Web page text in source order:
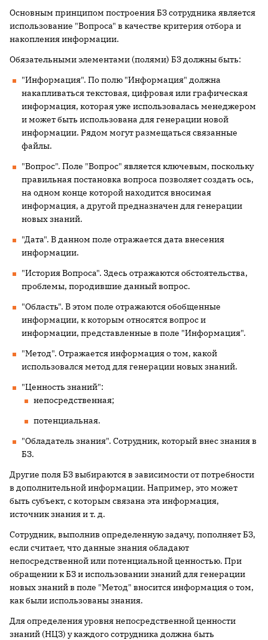
Основным принципом построения БЗ сотрудника является
использование "Вопроса" в качестве критерия отбора и
накопления информации.
Обязательными элементами (полями) БЗ должны быть:
"Информация". По полю "Информация" должна
накапливаться текстовая, цифровая или графическая
информация, которая уже использовалась менеджером
и может быть использована для генерации новой
информации. Рядом могут размещаться связанные
файлы.
"Вопрос". Поле "Вопрос" является ключевым, поскольку
правильная постановка вопроса позволяет создать ось,
на одном конце которой находится вносимая
информация, а другой предназначен для генерации
новых знаний.
"Дата". В данном поле отражается дата внесения
информации.
"История Вопроса". Здесь отражаются обстоятельства,
проблемы, породившие данный вопрос.
"Область". В этом поле отражаются обобщенные
информации, к которым относятся вопрос и
информации, представленные в поле "Информация".
"Метод". Отражается информация о том, какой
использовался метод для генерации новых знаний.
"Ценность знаний":
непосредственная;
потенциальная.
"Обладатель знания". Сотрудник, который внес знания в
БЗ.
Другие поля БЗ выбираются в зависимости от потребности
в дополнительной информации. Например, это может
быть субъект, с которым связана эта информация,
источник знания и т. д.
Сотрудник, выполнив определенную задачу, пополняет БЗ,
если считает, что данные знания обладают
непосредственной или потенциальной ценностью. При
обращении к БЗ и использовании знаний для генерации
новых знаний в поле "Метод" вносится информация о том,
как были использованы знания.
Для определения уровня непосредственной ценности
знаний (НЦЗ) у каждого сотрудника должна быть